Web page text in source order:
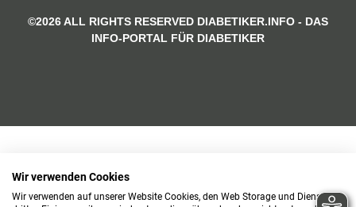
©2026 ALL RIGHTS RESERVED DIABETIKER.INFO - DAS
INFO-PORTAL FÜR DIABETIKER
Wir verwenden Cookies
Wir verwenden auf unserer Website Cookies, den Web Storage und Dienste